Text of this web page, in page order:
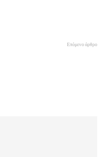
Επόμενο άρθρο